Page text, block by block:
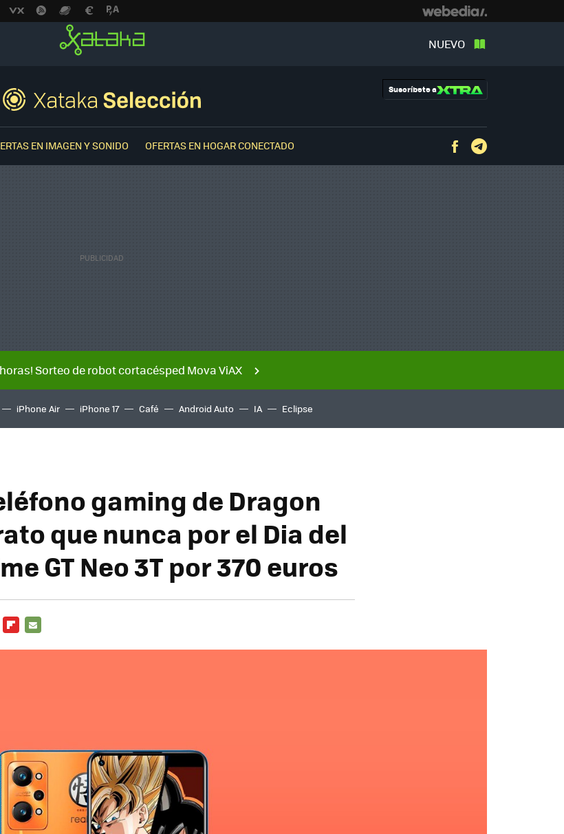
NUEVO
Suscríbete a
EN IMAGEN Y SONIDO OFERTAS EN HOGAR CONECTADO Facebook
Sorteo de robot cortacésped Mova ViAX
iPhone Air iPhone 17 Café Android Auto IA Eclipse
gaming de Dragon
que nunca por el Dia del
GT Neo 3T por 370 euros